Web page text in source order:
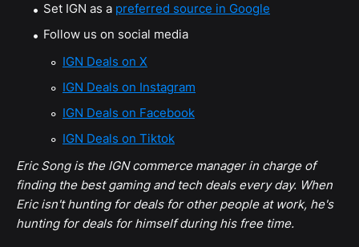
Set IGN as a preferred source in Google
Follow us on social media
IGN Deals on X
IGN Deals on Instagram
IGN Deals on Facebook
IGN Deals on Tiktok
Eric Song is the IGN commerce manager in charge of
finding the best gaming and tech deals every day. When
Eric isn't hunting for deals for other people at work, he's
hunting for deals for himself during his free time.